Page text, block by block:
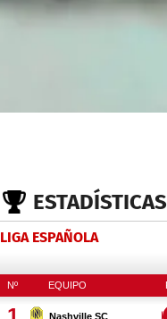
ESTADÍSTICAS
LIGA ESPAÑOLA